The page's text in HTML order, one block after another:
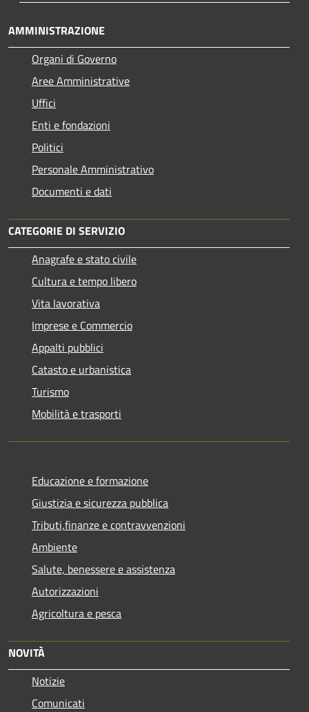
AMMINISTRAZIONE
Organi di Governo
Aree Amministrative
Uffici
Enti e fondazioni
Politici
Personale Amministrativo
Documenti e dati
CATEGORIE DI SERVIZIO
Anagrafe e stato civile
Cultura e tempo libero
Vita lavorativa
Imprese e Commercio
Appalti pubblici
Catasto e urbanistica
Turismo
Mobilità e trasporti
Educazione e formazione
Giustizia e sicurezza pubblica
Tributi,finanze e contravvenzioni
Ambiente
Salute, benessere e assistenza
Autorizzazioni
Agricoltura e pesca
NOVITÀ
Notizie
Comunicati